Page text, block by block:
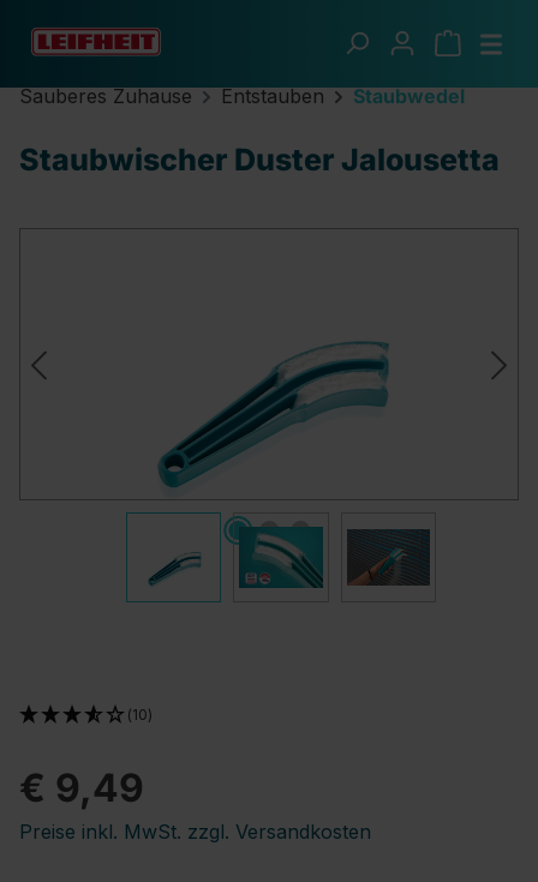
Zum Hauptinhalt springen
Sauberes Zuhause Entstauben Staubwedel
Staubwischer Duster Jalousetta
€ 9,49
Preise inkl. MwSt. zzgl. Versandkosten
(10)